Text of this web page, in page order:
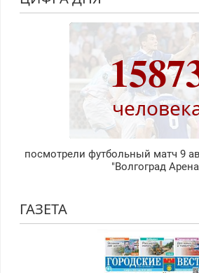
посмотрели футбольный матч 9
"Волгоград
ГАЗЕТА